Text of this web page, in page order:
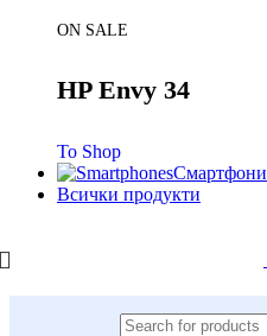
ON SALE
HP Envy 34
To Shop
Смартфони
Всички продукти